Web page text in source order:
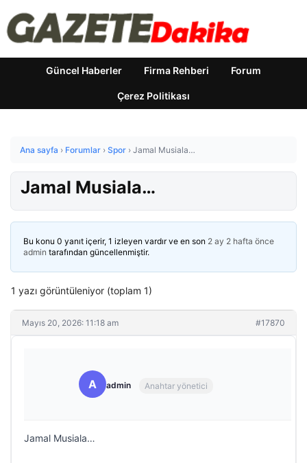
Güncel Haberler Firma Rehberi Forum
Çerez Politikası
Ana sayfa › Forumlar › Spor › Jamal Musiala…
Jamal Musiala…
Bu konu 0 yanıt içerir, 1 izleyen vardır ve en son 2 ay 2 hafta önce
admin tarafından güncellenmiştir.
1 yazı görüntüleniyor (toplam 1)
Mayıs 20, 2026: 11:18 am #17870
A admin Anahtar yönetici
Jamal Musiala…